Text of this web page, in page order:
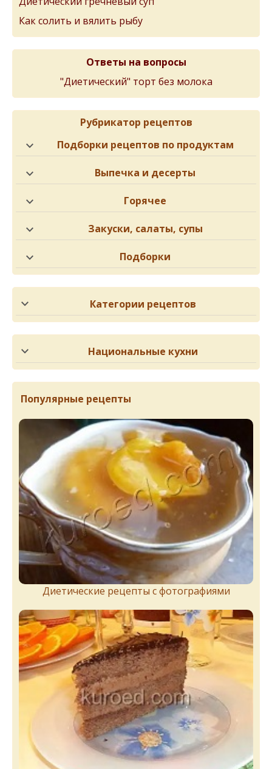
Как солить и вялить рыбу
Ответы на вопросы
"Диетический" торт без молока
Рубрикатор рецептов
Подборки рецептов по продуктам
Выпечка и десерты
Горячее
Закуски, салаты, супы
Подборки
Категории рецептов
Национальные кухни
Популярные рецепты
Диетические рецепты с фотографиями